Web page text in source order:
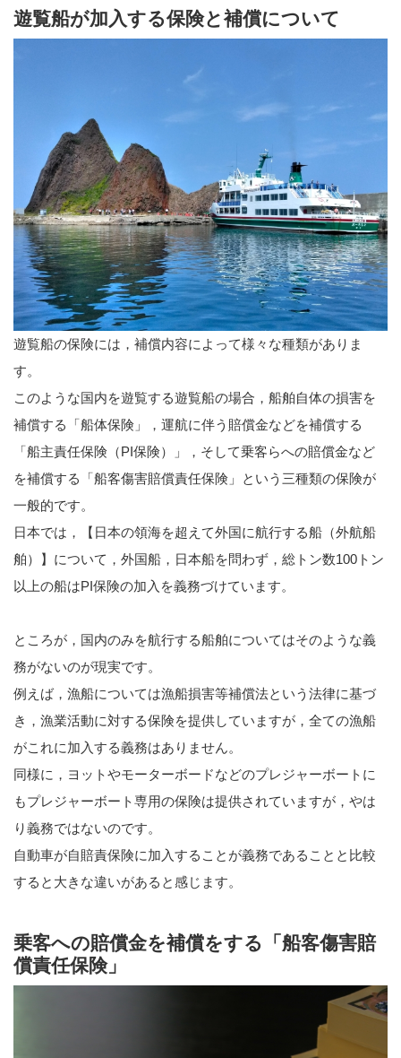
遊覧船が加入する保険と補償について
遊覧船の保険には，補償内容によって様々な種類がありま
す。
このような国内を遊覧する遊覧船の場合，船舶自体の損害を
補償する「船体保険」，運航に伴う賠償金などを補償する
「船主責任保険（PI保険）」，そして乗客らへの賠償金など
を補償する「船客傷害賠償責任保険」という三種類の保険が
一般的です。
日本では，【日本の領海を超えて外国に航行する船（外航船
舶）】について，外国船，日本船を問わず，総トン数100トン
以上の船はPI保険の加入を義務づけています。
ところが，国内のみを航行する船舶についてはそのような義
務がないのが現実です。
例えば，漁船については漁船損害等補償法という法律に基づ
き，漁業活動に対する保険を提供していますが，全ての漁船
がこれに加入する義務はありません。
同様に，ヨットやモーターボードなどのプレジャーボートに
もプレジャーボート専用の保険は提供されていますが，やは
り義務ではないのです。
自動車が自賠責保険に加入することが義務であることと比較
すると大きな違いがあると感じます。
乗客への賠償金を補償をする「船客傷害賠
償責任保険」